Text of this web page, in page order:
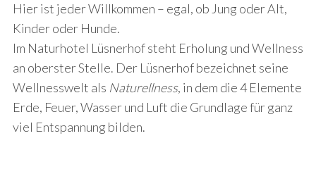
Hier ist jeder Willkommen – egal, ob Jung oder Alt,
Kinder oder Hunde.
Im Naturhotel Lüsnerhof steht Erholung und Wellness
an oberster Stelle. Der Lüsnerhof bezeichnet seine
Wellnesswelt als Naturellness, in dem die 4 Elemente
Erde, Feuer, Wasser und Luft die Grundlage für ganz
viel Entspannung bilden.